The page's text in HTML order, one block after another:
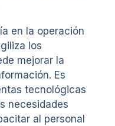
en la operación
los
mejorar la
Es
tecnológicas
necesidades
al personal